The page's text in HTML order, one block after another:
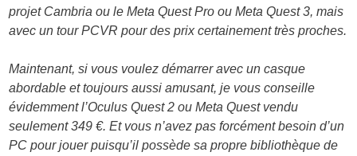
projet Cambria ou le Meta Quest Pro ou Meta Quest 3, mais
avec un tour PCVR pour des prix certainement très proches.
Maintenant, si vous voulez démarrer avec un casque
abordable et toujours aussi amusant, je vous conseille
évidemment l’Oculus Quest 2 ou Meta Quest vendu
seulement 349 €. Et vous n’avez pas forcément besoin d’un
PC pour jouer puisqu’il possède sa propre bibliothèque de